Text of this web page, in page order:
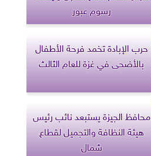
رسوم عبور
حرب الإبادة تخمد فرحة الأطفال
بالأضحى في غزة للعام الثالث
محافظ الجيزة يستبعد نائب رئيس
هيئة النظافة والتجميل لقطاع
شمال